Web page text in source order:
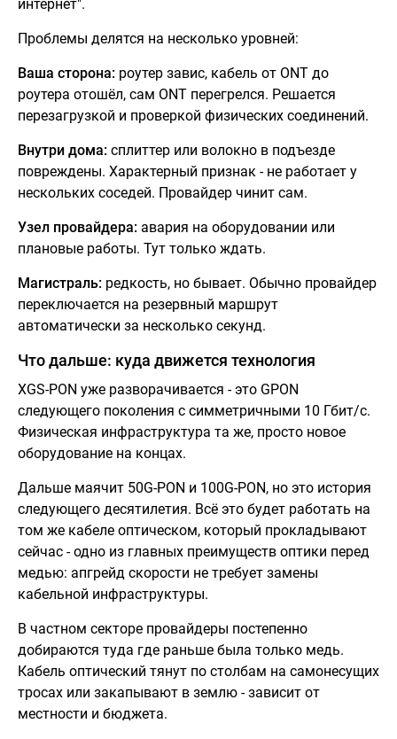
интернет".
Проблемы делятся на несколько уровней:
Ваша сторона: роутер завис, кабель от ONT до
роутера отошёл, сам ONT перегрелся. Решается
перезагрузкой и проверкой физических соединений.
Внутри дома: сплиттер или волокно в подъезде
повреждены. Характерный признак - не работает у
нескольких соседей. Провайдер чинит сам.
Узел провайдера: авария на оборудовании или
плановые работы. Тут только ждать.
Магистраль: редкость, но бывает. Обычно провайдер
переключается на резервный маршрут
автоматически за несколько секунд.
Что дальше: куда движется технология
XGS-PON уже разворачивается - это GPON
следующего поколения с симметричными 10 Гбит/с.
Физическая инфраструктура та же, просто новое
оборудование на концах.
Дальше маячит 50G-PON и 100G-PON, но это история
следующего десятилетия. Всё это будет работать на
том же кабеле оптическом, который прокладывают
сейчас - одно из главных преимуществ оптики перед
медью: апгрейд скорости не требует замены
кабельной инфраструктуры.
В частном секторе провайдеры постепенно
добираются туда где раньше была только медь.
Кабель оптический тянут по столбам на самонесущих
тросах или закапывают в землю - зависит от
местности и бюджета.